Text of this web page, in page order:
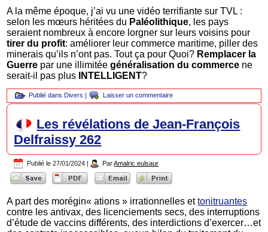
A la même époque, j’ai vu une vidéo terrifiante sur TVL :
selon les mœurs héritées du Paléolithique, les pays
seraient nombreux à encore lorgner sur leurs voisins pour
tirer du profit: améliorer leur commerce maritime, piller des
minerais qu’ils n’ont pas. Tout ça pour Quoi? Remplacer la
Guerre par une illimitéegénéralisation du commerce ne
serait-il pas plus
INTELLIGENT?
Publié dans Divers | Laisser un commentaire
Les révélations de Jean-François
Delfraissy 262
Publié le 27/01/2024 | Par Amalric eulsaur
A part des morégin« ations » irrationnelles ettonitruantes
contre les antivax, des licenciements secs, des interruptions
d’étude de vaccins différents, des interdictions d’exercer…et